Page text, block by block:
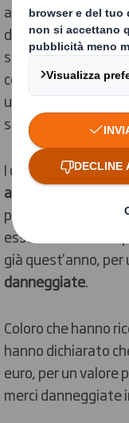
anche i50G, un
di gravità. Si tratta
superiore a quello
coscienza di un
un’accelerazione
sulle montagne
I dettagli
acquirentionline
pesantemente
essersi lamentato
già quest'anno,
danneggiate.
Coloro che hanno
hanno dichiarato
euro, per un valore
merci danneggiate